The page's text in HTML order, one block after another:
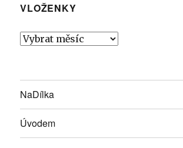
VLOŽENKY
Vloženky
NaDílka
Úvodem